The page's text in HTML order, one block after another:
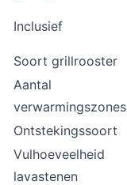
Inclusief
Soort grillrooster
Aantal
verwarmingszones
Ontstekingssoort
Vulhoeveelheid
lavastenen